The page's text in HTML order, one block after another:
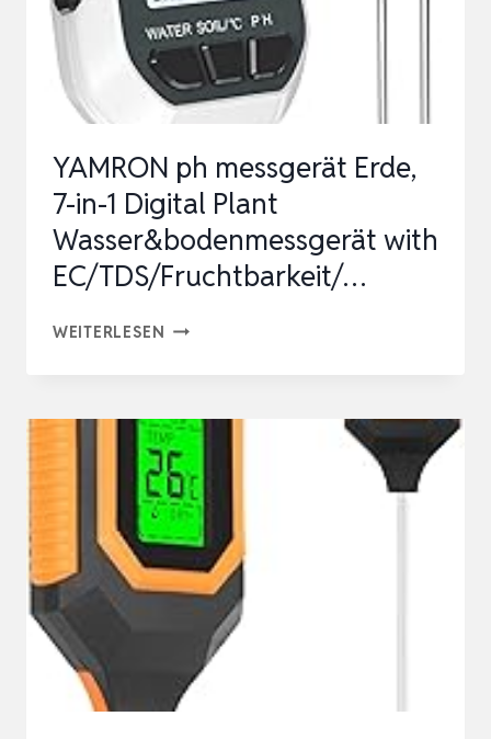
PLANT
BODENMESSGERÄT
WITH
PH
YAMRON ph messgerät Erde,
7-in-1 Digital Plant
Wasser&bodenmessgerät with
EC/TDS/Fruchtbarkeit/…
WEITERLESEN YAMRON
ERDE,
7-
IN-
1
DIGITAL
PLANT
WASSER&BODENMESSGERÄT
WITH
EC/TDS/FRUCHTBARKEIT/